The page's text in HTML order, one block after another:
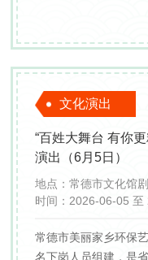
宗旨，常年联动市文
构开展惠民展演与爱
化、大众化，打通传
通道。
文化演出
“百姓大舞台 有你
演出（6月5日）
地点： 常德市文化馆
时间： 2026-06-05 至
常德市美丽家乡环保
名下岗人员组建，是